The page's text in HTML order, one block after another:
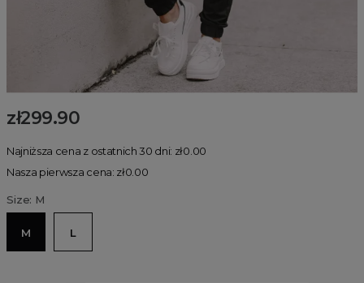
zł299.90
Najniższa cena z ostatnich 30 dni: zł0.00
Nasza pierwsza cena: zł0.00
Size: M
M L